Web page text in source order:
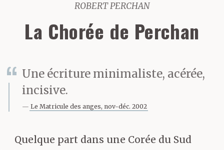
ROBERT PERCHAN
La Chorée de Perchan
Une écriture minimaliste, acérée,
incisive.
Le Matricule des anges, nov-déc. 2002
Quelque part dans une Corée du Sud